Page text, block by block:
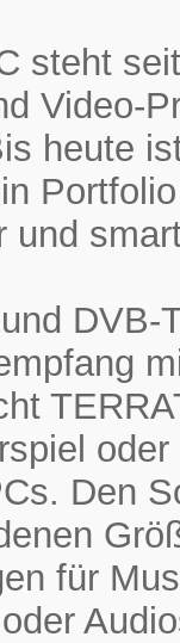
steht
Video-
heute
und
Den
für